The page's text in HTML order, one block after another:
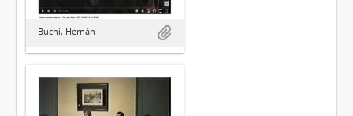
Buchi, Hernán